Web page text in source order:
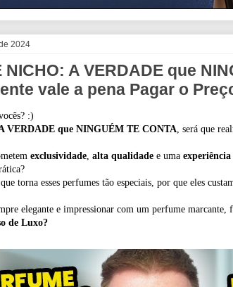
2024
NICHO: A VERDADE que
vale a pena Pagar o
:)
VERDADE que NINGUÉM TE CONTA, será que
exclusividade, alta qualidade e uma
torna esses perfumes tão especiais, por que eles
elegante e impressionar com um perfume
de Luxo?